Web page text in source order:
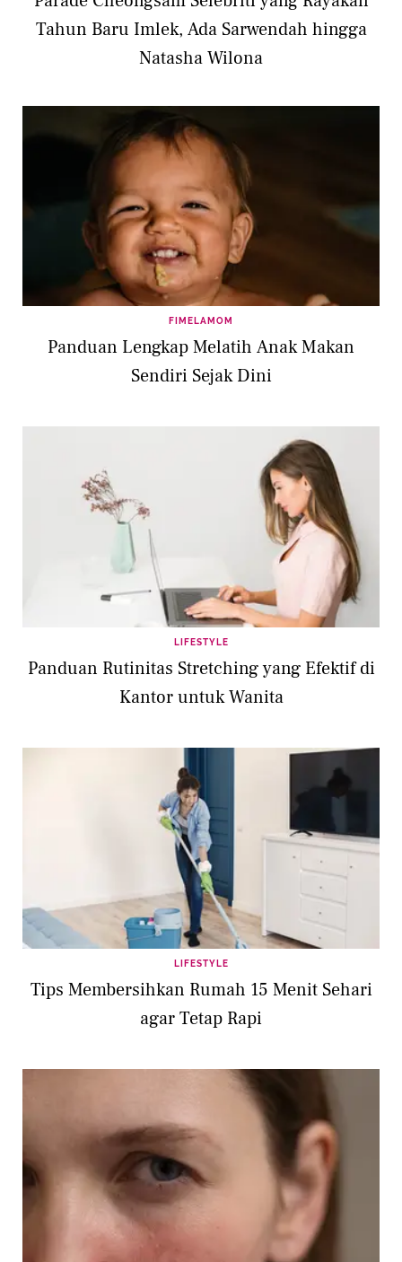
Tahun Baru Imlek, Ada Sarwendah hingga
Natasha Wilona
FIMELAMOM
Panduan Lengkap Melatih Anak Makan
Sendiri Sejak Dini
LIFESTYLE
Panduan Rutinitas Stretching yang Efektif di
Kantor untuk Wanita
LIFESTYLE
Tips Membersihkan Rumah 15 Menit Sehari
agar Tetap Rapi